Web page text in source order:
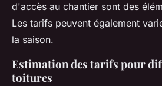
d'accès au chantier sont des
Les tarifs peuvent également
la saison.
Estimation des tarifs pour
toitures